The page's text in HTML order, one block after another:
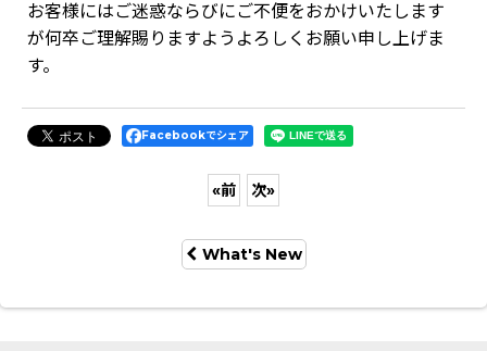
お客様にはご迷惑ならびにご不便をおかけいたします
が何卒ご理解賜りますようよろしくお願い申し上げま
す。
Facebookでシェア
«前 次»
What's New